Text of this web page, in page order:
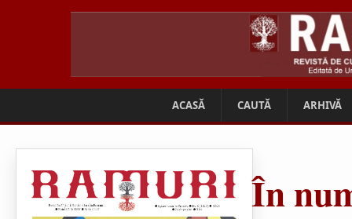
ACASĂ CAUTĂ ARHIVĂ
În